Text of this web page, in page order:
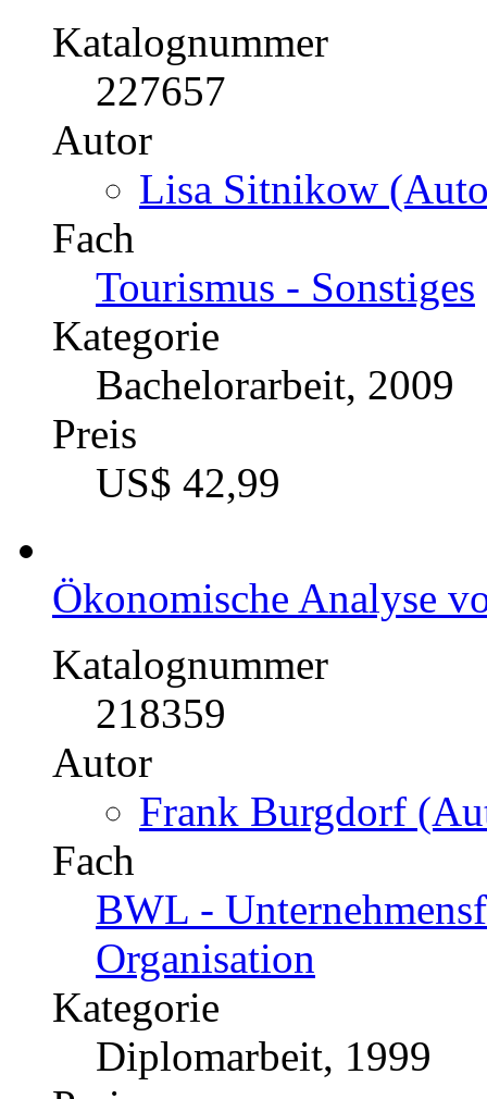
Katalognummer
227657
Autor
Lisa Sitnikow
Fach
Tourismus - Sonstiges
Kategorie
Bachelorarbeit, 2009
Preis
US$ 42,99
Ökonomische Analyse
Katalognummer
218359
Autor
Frank Burgdorf
Fach
BWL -
Organisation
Kategorie
Diplomarbeit, 1999